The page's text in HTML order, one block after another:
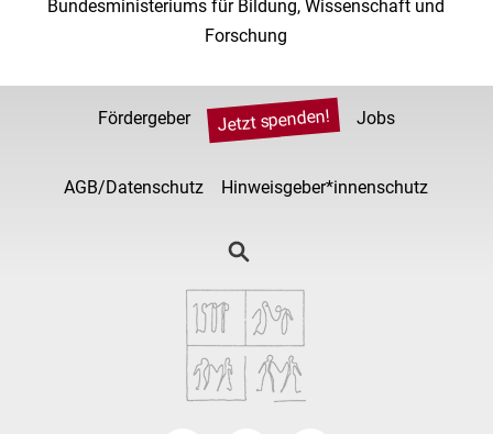
Bundesministeriums für Bildung, Wissenschaft und
Forschung
Fördergeber Jetzt spenden! Jobs
AGB/Datenschutz Hinweisgeber*innenschutz